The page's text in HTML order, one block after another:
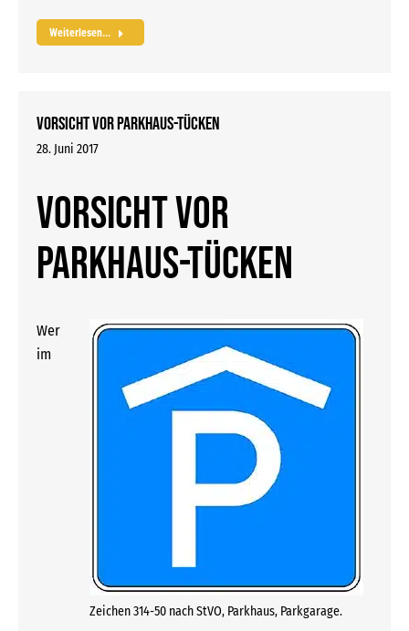
Weiterlesen...
Vorsicht vor Parkhaus-Tücken
28. Juni 2017
Vorsicht vor
Parkhaus-Tücken
Zeichen 314-50 nach StVO, Parkhaus, Parkgarage.
Wer
im